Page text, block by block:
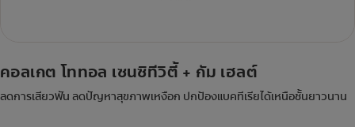
คอลเกต โททอล เซนซิทีวิตี้ + กัม เฮลต์
ลดการเสียวฟัน ลดปัญหาสุขภาพเหงือก ปกป้องแบคทีเรียได้เหนือชั้นยาวนาน